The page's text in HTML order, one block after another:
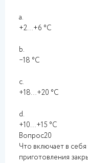
a.
+2…+6 °C
b.
‒18 °C
c.
+18…+20 °C
d.
+10…+15 °C
Вопрос20
Что включает в
приготовления